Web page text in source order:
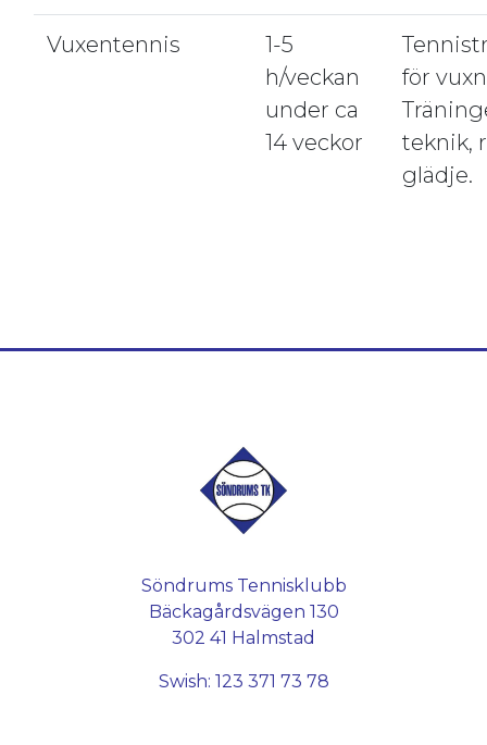
Vuxentennis
1-5
h/veckan
under ca
14 veckor
för
teknik,
glädje.
Söndrums Tennisklubb
Bäckagårdsvägen 130
302 41 Halmstad
Swish: 123 371 73 78